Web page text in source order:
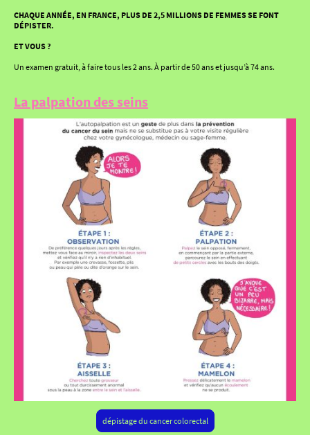
CHAQUE ANNÉE, EN FRANCE, PLUS DE 2,5 MILLIONS DE FEMMES SE FONT
DÉPISTER.
ET VOUS ?
Un examen gratuit, à faire tous les 2 ans. À partir de 50 ans et jusqu’à 74 ans.
La palpation des seins
dépistage du cancer colorectal